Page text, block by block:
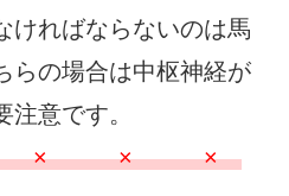
ければならないのは馬
らの場合は中枢神経が
意です。
× × ×